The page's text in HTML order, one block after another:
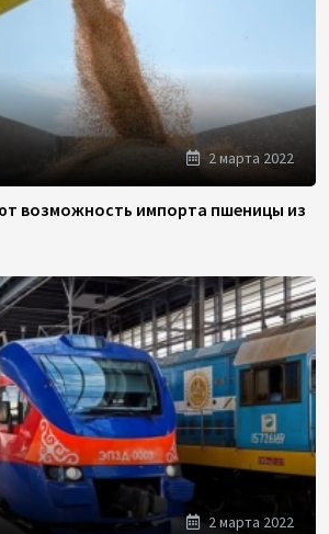
2 марта 2022
возможность импорта пшеницы из
2 марта 2022